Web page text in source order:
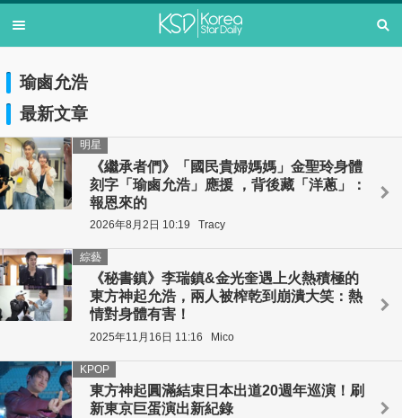
瑜鹵允浩
最新文章
《繼承者們》「國民貴婦媽媽」金聖玲身體
刻字「瑜鹵允浩」應援 ，背後藏「洋蔥」：
報恩來的
明星
2026年8月2日 10:19 Tracy
《秘書鎮》李瑞鎮&金光奎遇上火熱積極的
東方神起允浩，兩人被榨乾到崩潰大笑：熱
情對身體有害！
綜藝
2025年11月16日 11:16 Mico
東方神起圓滿結束日本出道20週年巡演！刷
新東京巨蛋演出新紀錄
KPOP